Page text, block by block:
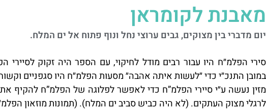
מאבנת לקומראן
יום מדברי בין מצוקים, גבים ערוצי נחל ונוף פתוח אל ים המלח.
סירי הפלמ״ח היו עבור רבים מודל לחיקוי, עם הספר היה זקוק
במובן התנכ״י כדי ״לעשות איתה אהבה״ מסעות הפלמ״ח היו סגפניים
מזין נעשה ע״י סיירי הפלמ”ח כדי לאפשר לפלוגה של הפלמ”ח להקיף
לרגלי מצוק העתקים. (לא היה כביש סביב ים המלח). (תמונות מוזאון